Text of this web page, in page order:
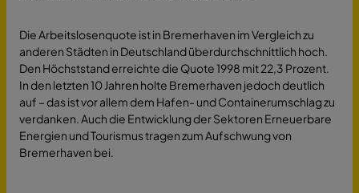
Die Arbeitslosenquote ist in Bremerhaven im Vergleich zu
anderen Städten in Deutschland überdurchschnittlich hoch.
Den Höchststand erreichte die Quote 1998 mit 22,3 Prozent.
In den letzten 10 Jahren holte Bremerhaven jedoch deutlich
auf – das ist vor allem dem Hafen- und Containerumschlag zu
verdanken. Auch die Entwicklung der Sektoren Erneuerbare
Energien und Tourismus tragen zum Aufschwung von
Bremerhaven bei.